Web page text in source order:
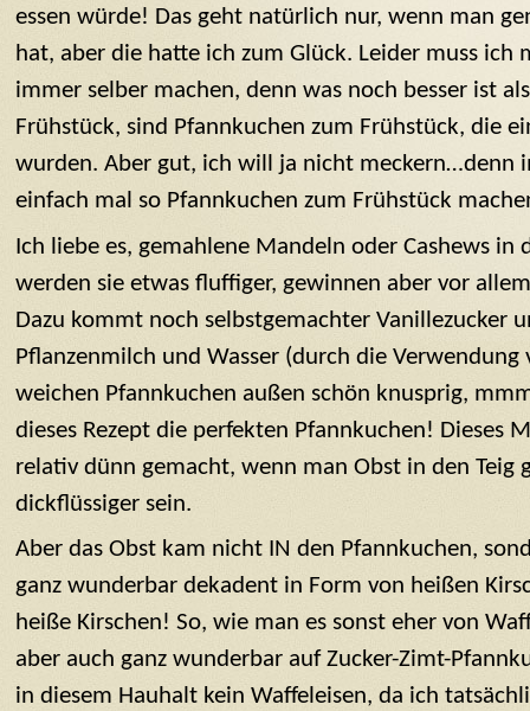
essen würde! Das geht natürlich nur, wenn man
hat, aber die hatte ich zum Glück. Leider muss ich
immer selber machen, denn was noch besser ist
Frühstück, sind Pfannkuchen zum Frühstück, die
wurden. Aber gut, ich will ja nicht meckern…denn
einfach mal so Pfannkuchen zum Frühstück
Ich liebe es, gemahlene Mandeln oder Cashews in
werden sie etwas fluffiger, gewinnen aber vor
Dazu kommt noch selbstgemachter Vanillezucker
Pflanzenmilch und Wasser (durch die Verwendung
weichen Pfannkuchen außen schön knusprig,
dieses Rezept die perfekten Pfannkuchen! Dieses
relativ dünn gemacht, wenn man Obst in den Teig
dickflüssiger sein.
Aber das Obst kam nicht IN den Pfannkuchen,
ganz wunderbar dekadent in Form von heißen
heiße Kirschen! So, wie man es sonst eher von
aber auch ganz wunderbar auf Zucker-Zimt-
in diesem Hauhalt kein Waffeleisen, da ich